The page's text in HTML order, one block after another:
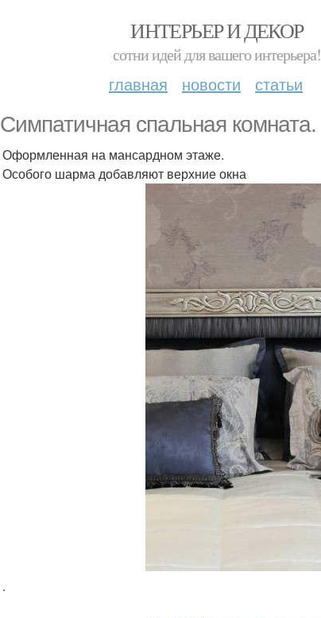
ИНТЕРЬЕР И ДЕКОР
сотни идей для вашего интерьера!
главная новости статьи
Симпатичная спальная комната.
Оформленная на мансардном этаже.
Особого шарма добавляют верхние окна
.